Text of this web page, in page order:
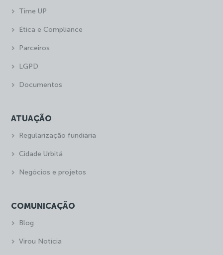
Time UP
Ética e Compliance
Parceiros
LGPD
Documentos
ATUAÇÃO
Regularização fundiária
Cidade Urbitá
Negócios e projetos
COMUNICAÇÃO
Blog
Virou Notícia